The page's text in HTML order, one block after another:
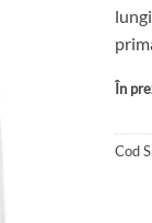
În
Cod